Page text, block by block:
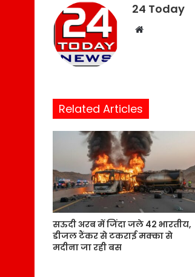
24 Today
t
e
Related Articles
सऊदी अरब में जिंदा जले 42 भारतीय,
डीजल टैंकर से टकराई मक्का से
मदीना जा रही बस